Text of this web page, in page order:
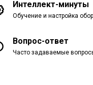
Интеллект-минуты
Обучение и настройка
Вопрос-ответ
Часто задаваемые